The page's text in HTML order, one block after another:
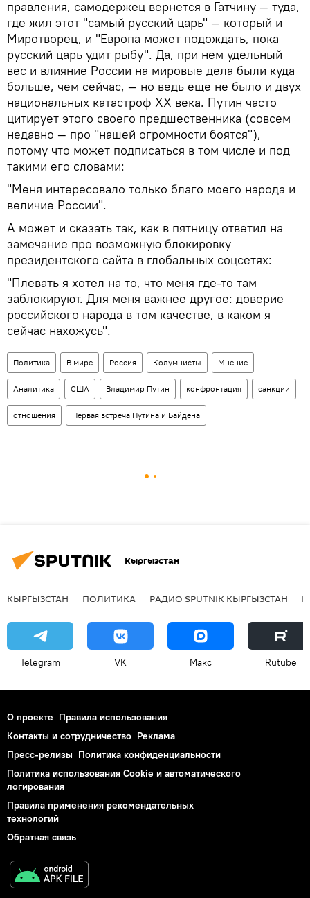
правления, самодержец вернется в Гатчину — туда,
где жил этот "самый русский царь" — который и
Миротворец, и "Европа может подождать, пока
русский царь удит рыбу". Да, при нем удельный
вес и влияние России на мировые дела были куда
больше, чем сейчас, — но ведь еще не было и двух
национальных катастроф XX века. Путин часто
цитирует этого своего предшественника (совсем
недавно — про "нашей огромности боятся"),
потому что может подписаться в том числе и под
такими его словами:
"Меня интересовало только благо моего народа и
величие России".
А может и сказать так, как в пятницу ответил на
замечание про возможную блокировку
президентского сайта в глобальных соцсетях:
"Плевать я хотел на то, что меня где-то там
заблокируют. Для меня важнее другое: доверие
российского народа в том качестве, в каком я
сейчас нахожусь".
Политика В мире Россия Колумнисты Мнение
Аналитика США Владимир Путин конфронтация санкции
отношения Первая встреча Путина и Байдена
Кыргызстан
КЫРГЫЗСТАН ПОЛИТИКА РАДИО SPUTNIK КЫРГЫЗСТАН
Telegram VK Макс Rutube
О проекте Правила использования
Контакты и сотрудничество Реклама
Пресс-релизы Политика конфиденциальности
Политика использования Cookie и автоматического
логирования
Правила применения рекомендательных
технологий
Обратная связь